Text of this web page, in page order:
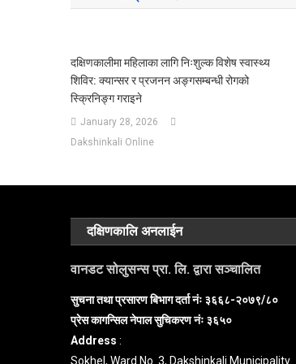
दक्षिणकालीमा महिलाका लागि निःशुल्क विशेष स्वास्थ्य
शिविर: क्यान्सर र प्रजनन अङ्गसम्बन्धी रोगको
स्क्रिनिङ्ग गराइने
January 28, 2026
Dakshinkali Online
दक्षिणकालि अनलाईन
वानडट सोलुसन्स प्रा. लि. द्वारा सञ्चालित
सुचना तथा प्रसारण बिभाग दर्ता नंः ३६६८-२०७९/८०
प्रेस कागन्सिल नेपाल सुचिकरण नंः ३६५०
Address :
Sokhel, Ward No. 3, Dakshinkali Municipality